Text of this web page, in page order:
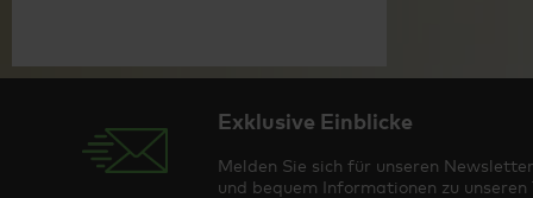
Exklusive Einblicke
Melden Sie sich für unseren
und bequem Informationen zu